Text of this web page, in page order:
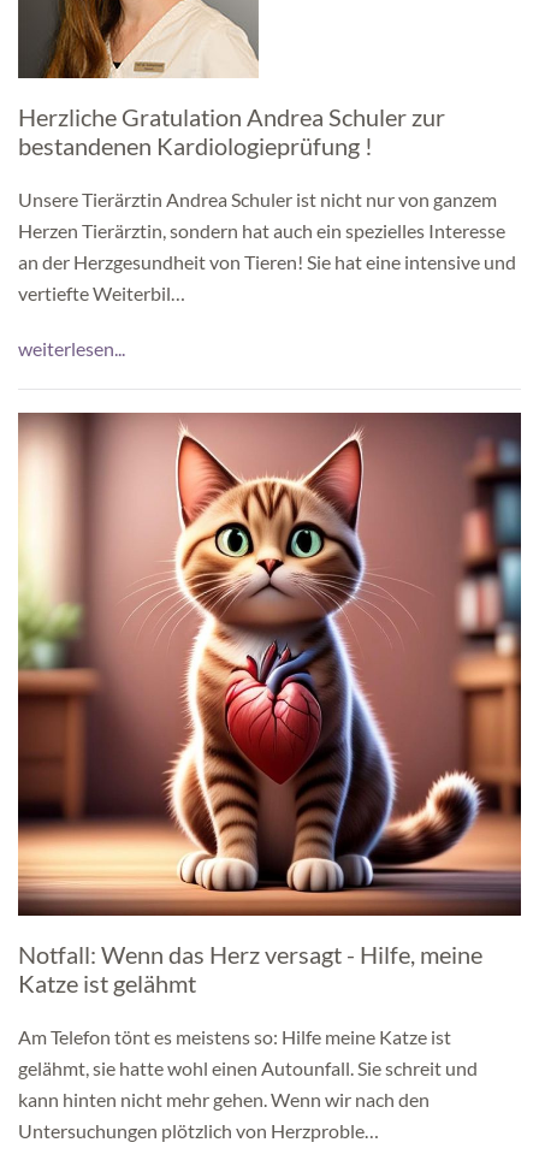
Herzliche Gratulation Andrea Schuler zur
bestandenen Kardiologieprüfung !
Unsere Tierärztin Andrea Schuler ist nicht nur von ganzem
Herzen Tierärztin, sondern hat auch ein spezielles Interesse
an der Herzgesundheit von Tieren! Sie hat eine intensive und
vertiefte Weiterbil…
weiterlesen...
Notfall: Wenn das Herz versagt - Hilfe, meine
Katze ist gelähmt
Am Telefon tönt es meistens so: Hilfe meine Katze ist
gelähmt, sie hatte wohl einen Autounfall. Sie schreit und
kann hinten nicht mehr gehen. Wenn wir nach den
Untersuchungen plötzlich von Herzproble…